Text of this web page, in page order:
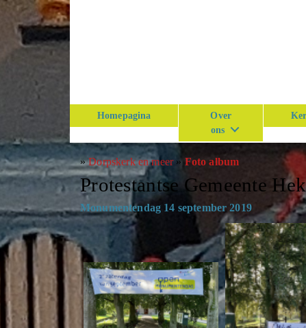
Homepagina
Over
ons
»Dorpskerk en meer» Foto album
Protestantse Gemeente
Monumentendag 14 september 2019